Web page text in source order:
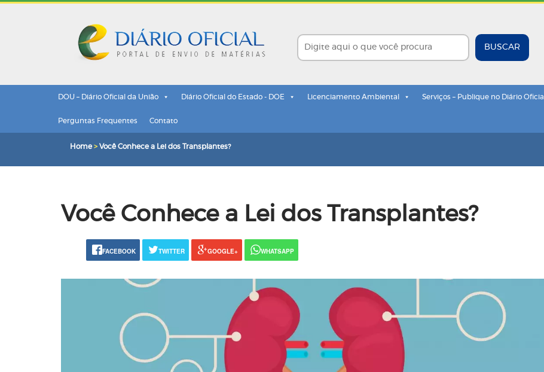
BUSCAR
DOU – Diário Oficial da União Diário Oficial do Estado - DOE Licenciamento Ambiental Serviços – Publique no Diário Oficial
Perguntas Frequentes Contato
Home > Você Conhece a Lei dos Transplantes?
Você Conhece a Lei dos Transplantes?
FACEBOOK TWITTER GOOGLE+ WHATSAPP